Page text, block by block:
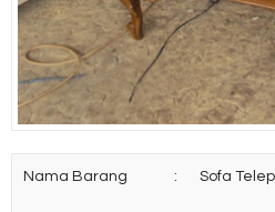
Nama Barang : Sofa